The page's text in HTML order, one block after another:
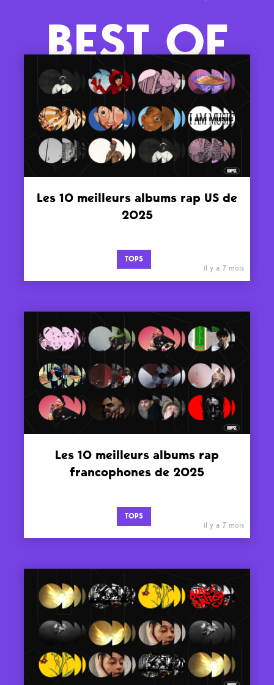
BEST OF
Les 10 meilleurs albums rap US de
2025
TOPS
il y a 7 mois
Les 10 meilleurs albums rap
francophones de 2025
TOPS
il y a 7 mois